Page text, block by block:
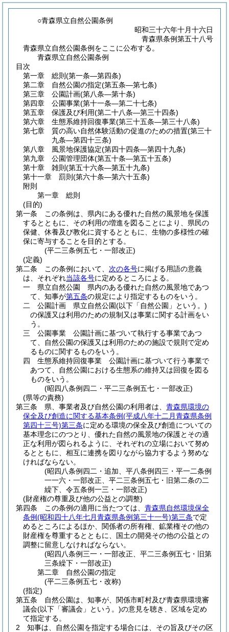
○青森県立自然公園条例
昭和三十六年十月十六日
青森県条例第五十八号
青森県立自然公園条例をここに公布する。
青森県立自然公園条例
目次
第一章
総則 (第一条―第四条)
第二章
自然公園の指定(第五条―第七条)
第三章
公園計画(第八条―第十条)
第四章
公園事業(第十一条―第二十七条)
第五章
保護及び利用(第二十八条―第三十四条)
第六章
生態系維持回復事業(第三十五条―第三十八条)
第七章
質の高い自然体験活動の促進のための措置(第三十
九条―第四十三条)
第八章
風景地保護協定(第四十四条―第四十九条)
第九章
公園管理団体(第五十条―第五十五条)
第十章
雑則 (第五十六条―第五十九条)
第十一章
罰則 (第六十条―第六十五条)
附則
第一章
総則
(目的)
第一条
この条例は、県内にある優れた自然の風景地を保護
するとともに、その利用の増進を図ることにより、県民の
保健、休養及び教化に資するとともに、生物の多様性の確
保に寄与することを目的とする。
(平二三条例五七・一部改正)
(定義)
第二条
この条例において、 次の各号に掲げる用語の意義
は、それぞれ当該各号に定めるところによる。
一
県立自然公園 県内のある優れた自然の風景地であつ
て、知事が第五条の規定により指定するものをいう。
二
公園計画 県立自然公園(以下「自然公園」という。)
の保護又は利用のための規制又は事業に関する計画をい
う。
三
公園事業 公園計画に基づいて執行する事業であつ
て、自然公園の保護又は利用のための施設で規則で定め
るものに関するものをいう。
四
生態系維持回復事業 公園計画に基づいて行う事業で
あつて、自然公園における生態系の維持又は回復を図る
ものをいう。
(昭四八条例四二・平二三条例五七・一部改正)
(県等の責務)
第三条
県、事業者及び自然公園の利用者は、 青森県環境の
保全及び創造に関する基本条例(平成八年十二月青森県条例
第四十三号)第三条に定める環境の保全及び創造についての
基本理念にのつとり、優れた自然の風景地の保護とその適
正な利用が図られるように、それぞれの立場において努め
るとともに、相互に連携を図りながら協力するよう努めな
ければならない。
(昭四八条例四二・追加、平八条例四三・平一二条例
一一六・一部改正、平二三条例五七・旧第二条の二
繰下、令五条例一三・一部改正)
(財産権の尊重及び他の公益との調整)
第四条
この条例の適用に当たつては、 青森県自然環境保全
条例(昭和四十八年七月青森県条例第三十一号)第三条で定
めるところによるほか、関係者の所有権、鉱業権その他の
財産権を尊重するとともに、国土の開発その他の公益との
調整に留意しなければならない。
(昭四八条例三一・一部改正、平二三条例五七・旧第
三条繰下・一部改正)
第二章
自然公園の指定
(平二三条例五七・改称)
(指定)
第五条
自然公園は、知事が、関係市町村及び青森県環境審
議会(以下「審議会」という。)の意見を聴き、区域を定め
て指定する。
2
知事は、自然公園を指定する場合には、その旨及びその区